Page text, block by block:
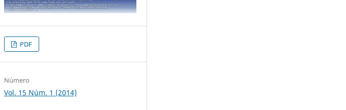
PDF
Número
Vol. 15 Núm. 1 (2014)